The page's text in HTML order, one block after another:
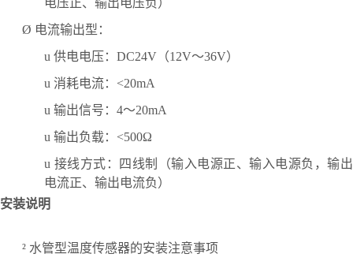
Ø 电流输出型：
u 供电电压： DC24V（12V～36V）
u 消耗电流： <20mA
u 输出信号： 4～20mA
u 输出负载： <500Ω
u 接线方式：四线制（输入电源正、输入电源负，输出
电流正、输出电流负）
安装说明
² 水管型温度传感器的安装注意事项